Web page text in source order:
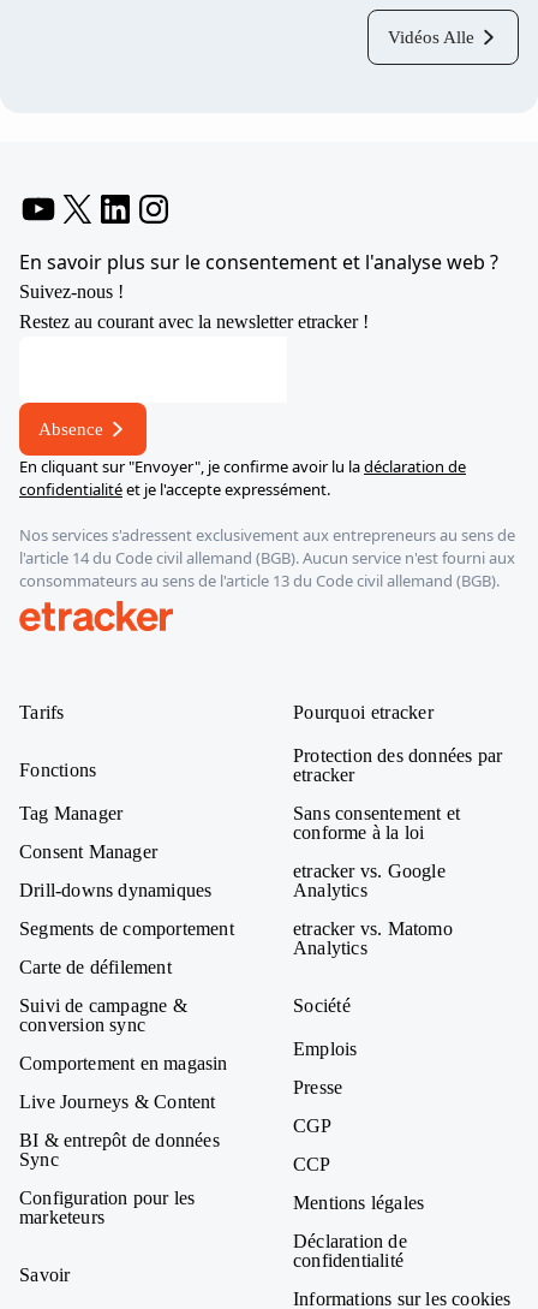
Vidéos Alle
En savoir plus sur le consentement et l'analyse web ?
Suivez-nous !
Restez au courant avec la newsletter etracker !
*
Absence
En cliquant sur "Envoyer", je confirme avoir lu ladéclaration de
confidentialitéet je l'accepte expressément.
Nos services s'adressent exclusivement aux entrepreneurs au sens de
l'article 14 du Code civil allemand (BGB). Aucun service n'est fourni aux
consommateurs au sens de l'article 13 du Code civil allemand (BGB).
Tarifs
Fonctions
Tag Manager
Consent Manager
Drill-downs dynamiques
Segments de comportement
Carte de défilement
Suivi de campagne &
conversion sync
Comportement en magasin
Live Journeys & Content
BI & entrepôt de données
Sync
Configuration pour les
marketeurs
Savoir
Pourquoi etracker
Protection des données par
etracker
Sans consentement et
conforme à la loi
etracker vs. Google
Analytics
etracker vs. Matomo
Analytics
Société
Emplois
Presse
CGP
CCP
Mentions légales
Déclaration de
confidentialité
Informations sur les cookies